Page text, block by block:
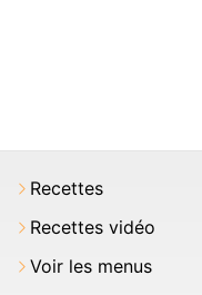
Recettes
Recettes vidéo
Voir les menus